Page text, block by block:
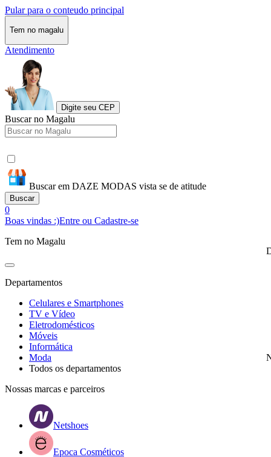
Pular para o conteudo principal
Tem no magalu
Atendimento
Digite seu CEP
Buscar no Magalu
Buscar em DAZE MODAS vista se de atitude
Buscar
0
Boas vindas :)Entre ou Cadastre-se
Tem no Magalu
Departamentos
Celulares e Smartphones
TV e Vídeo
Eletrodomésticos
Móveis
Informática
Moda
Todos os departamentos
Nossas marcas e parceiros
Netshoes
Epoca Cosméticos